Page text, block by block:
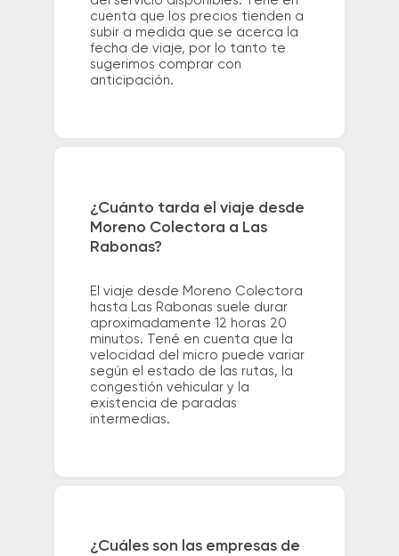
cuenta que los precios tienden a
subir a medida que se acerca la
fecha de viaje, por lo tanto te
sugerimos comprar con
anticipación.
¿Cuánto tarda el viaje desde
Moreno Colectora a Las
Rabonas?
El viaje desde Moreno Colectora
hasta Las Rabonas suele durar
aproximadamente 12 horas 20
minutos. Tené en cuenta que la
velocidad del micro puede variar
según el estado de las rutas, la
congestión vehicular y la
existencia de paradas
intermedias.
¿Cuáles son las empresas de